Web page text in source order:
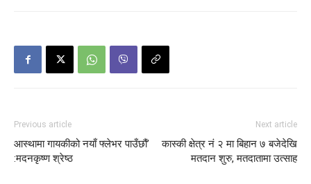
Previous article
आस्थामा गायकीको नयाँ फ्लेभर पाउँछौं’
:मदनकृष्ण श्रेष्ठ
Next article
कास्की क्षेत्र नं २ मा बिहान ७ बजेदेखि
मतदान शुरु, मतदातामा उत्साह